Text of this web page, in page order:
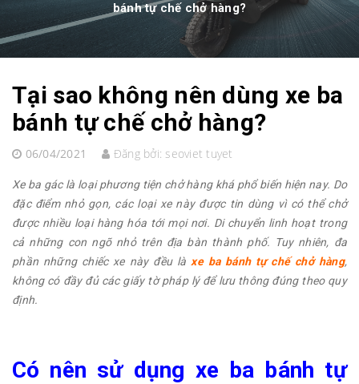
bánh tự chế chở hàng?
Tại sao không nên dùng xe ba
bánh tự chế chở hàng?
06/04/2021 Đăng bởi: seoviet tuyet
Xe ba gác là loại phương tiện chở hàng khá phổ biến hiện nay. Do
đặc điểm nhỏ gọn, các loại xe này được tin dùng vì có thể chở
được nhiều loại hàng hóa tới mọi nơi. Di chuyển linh hoạt trong
cả những con ngõ nhỏ trên địa bàn thành phố. Tuy nhiên, đa
phần những chiếc xe này đều là xe ba bánh tự chế chở hàng,
không có đầy đủ các giấy tờ pháp lý để lưu thông đúng theo quy
định.
Có nên sử dụng xe ba bánh tự